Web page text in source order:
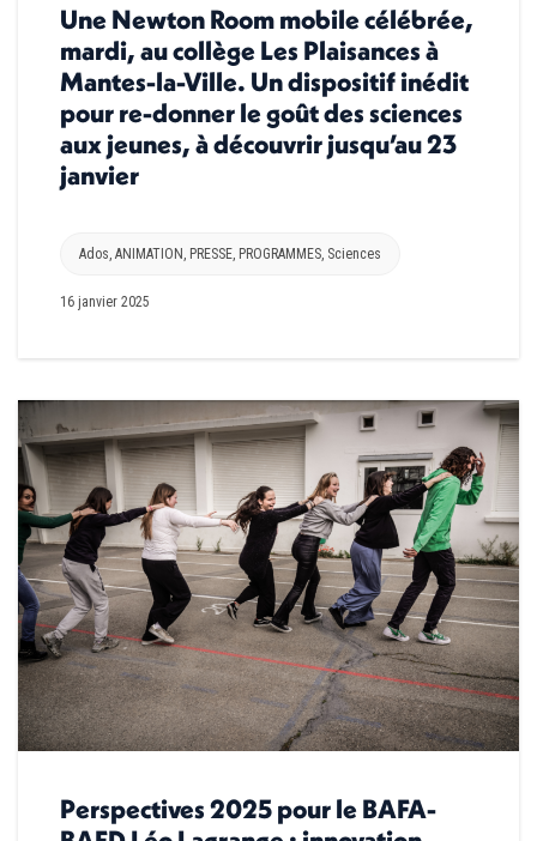
Une Newton Room mobile célébrée,
mardi, au collège Les Plaisances à
Mantes-la-Ville. Un dispositif inédit
pour re-donner le goût des sciences
aux jeunes, à découvrir jusqu’au 23
janvier
Ados, ANIMATION , PRESSE, PROGRAMMES, Sciences
16 janvier 2025
Perspectives 2025 pour le BAFA-